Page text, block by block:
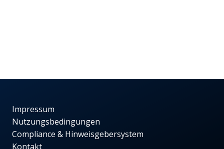
Impressum
Nutzungsbedingungen
Compliance & Hinweisgebersystem
Kontakt